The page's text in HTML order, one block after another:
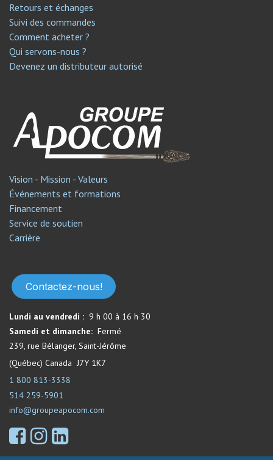
Retours et échanges
Suivi des commandes
Comment acheter ?
Qui servons-nous ?
Devenez un distributeur autorisé
Vision - Mission - Valeurs
Événements et formations
Financement
Service de soutien​
Carrière
Contactez-nous!
Lundi au vendredi : 9 h 00 à 16 h 30
Samedi et dimanche: Fermé​
239, rue Bélanger, Saint-Jérôme
(Québec) Canada J7Y 1K7
1 800 813-3338
514 259-5901
info@groupeapocom.com